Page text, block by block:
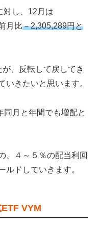
対し、12月は
月比－2,305,289円と
、反転して戻してき
いきたいと思います。
同月と年間でも増配と
、４～５％の配当利回
ルドしていきます。
VYM